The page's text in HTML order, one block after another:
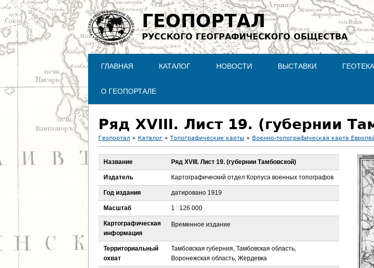
Jump to navigation
ГЕОПОРТАЛ
РУССКОГО ГЕОГРАФИЧЕСКОГО ОБЩЕСТВА
ГЛАВНАЯ КАТАЛОГ НОВОСТИ ВЫСТАВКИ ГЕОТЕКА
О ГЕОПОРТАЛЕ
Ряд XVIII. Лист 19. (губернии
В
ы
д
е
Геопортал » Каталог » Топографические карты » Военно-топографическая карта
Название Ряд XVIII. Лист 19. (губернии Тамбовской)
Издатель Картографический отдел Корпуса военных топографов
Год издания датировано 1919
Масштаб 1 : 126 000
Картографическая
информация
Временное издание
Территориальный
охват
Тамбовская губерния, Тамбовская область,
Воронежская область, Жердевка